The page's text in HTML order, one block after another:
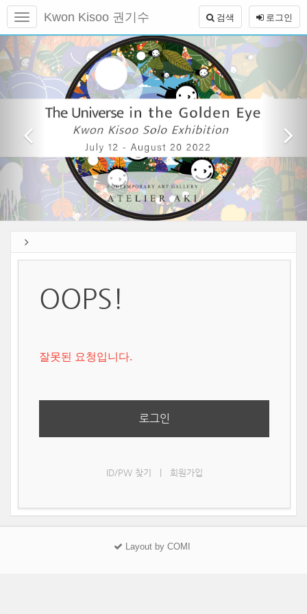
본
문
로
가
메
토
글
하
로그인
검색
Kwon Kisoo 권기수
이
전
1
OOPS!
잘못된 요청입니다.
로그인
ID/PW 찾기 회원가입
Layout by COMI